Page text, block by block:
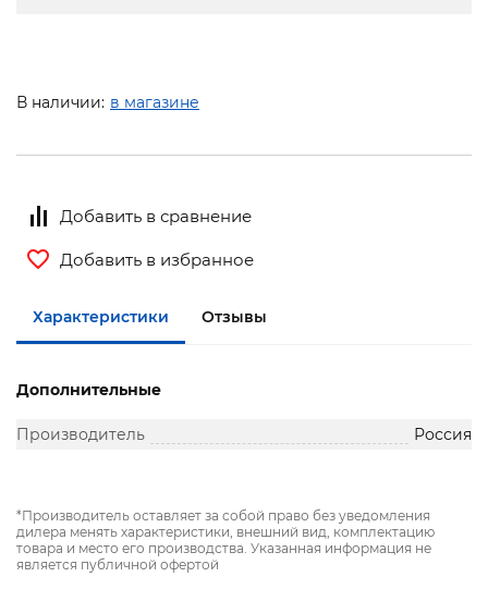
В наличии: в магазине
Добавить в сравнение
Добавить в избранное
Характеристики Отзывы
Дополнительные
Производитель Россия
*Производитель оставляет за собой право без уведомления
дилера менять характеристики, внешний вид, комплектацию
товара и место его производства. Указанная информация не
является публичной офертой